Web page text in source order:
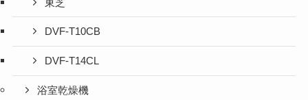
東芝
DVF-T10CB
DVF-T14CL
浴室乾燥機